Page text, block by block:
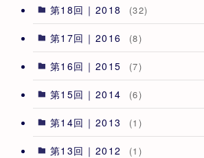
第18回｜2018 (32)
第17回｜2016 (8)
第16回｜2015 (7)
第15回｜2014 (6)
第14回｜2013 (1)
第13回｜2012 (1)